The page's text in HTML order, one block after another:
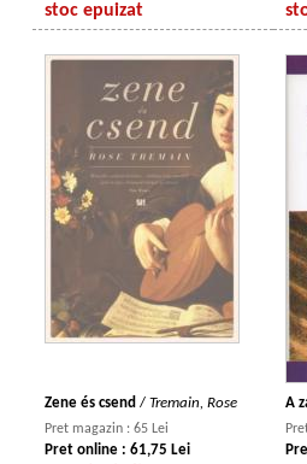
stoc epuizat
Zene és csend / Tremain, Rose A
Pret magazin : 65 Lei
Pret online : 61,75 Lei